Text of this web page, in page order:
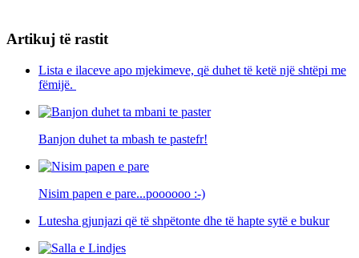
Artikuj të rastit
Lista e ilaceve apo mjekimeve, që duhet të ketë një shtëpi me
fëmijë.
Banjon duhet ta mbash te pastefr!
Nisim papen e pare...poooooo :-)
Lutesha gjunjazi që të shpëtonte dhe të hapte sytë e bukur